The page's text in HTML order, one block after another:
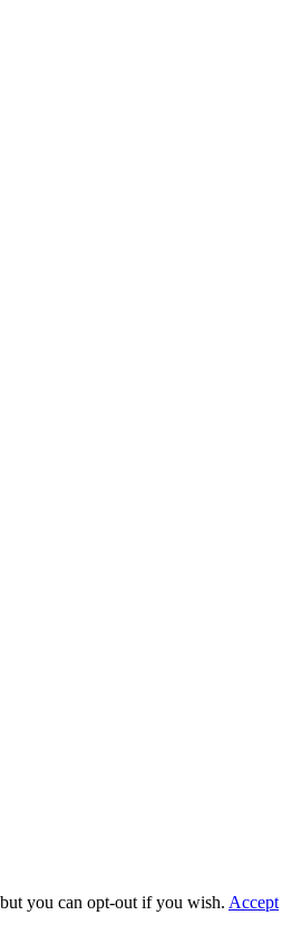
you can opt-out if you wish. Accept